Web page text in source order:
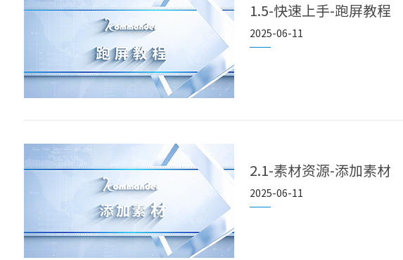
1.5-快速上手-跑屏教程
2025-06-11
2.1-素材资源-添加素材
2025-06-11